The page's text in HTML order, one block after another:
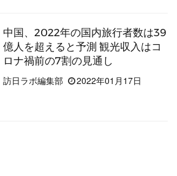
中国、2022年の国内旅行者数は39
億人を超えると予測 観光収入はコ
ロナ禍前の7割の見通し
訪日ラボ編集部
2022年01月17日